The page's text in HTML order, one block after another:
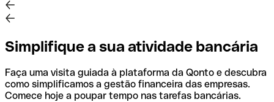
Simplifique a sua atividade bancária
Faça uma visita guiada à plataforma da Qonto e descubra
como simplificamos a gestão financeira das empresas.
Comece hoje a poupar tempo nas tarefas bancárias.